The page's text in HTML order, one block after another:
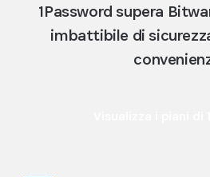
1Password supera
imbattibile di